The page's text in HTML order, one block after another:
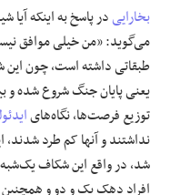
بخاراییدر پاسخ به اینکه آیا
می‌گوید: «من خیلی موافق
طبقاتی داشته است، چون این
یعنی پایان جنگ شروع شده و
توزیع فرصت‌ها، نگاه‌های
نداشتند و آنها کم طرد
شد، در واقع این شکاف یک‌شبه
افراد دهک یک و دو و همچنین دهک ۹ و ۱۰